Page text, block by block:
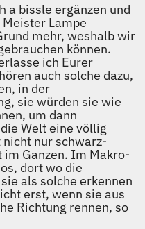
a bissle ergänzen und
Meister Lampe
mehr, weshalb wir
können.
ich Eurer
auch solche dazu,
in der
sie würden sie wie
um dann
Welt eine völlig
nur schwarz-
Ganzen. Im Makro-
dort wo die
als solche erkennen
erst, wenn sie aus
Richtung rennen, so